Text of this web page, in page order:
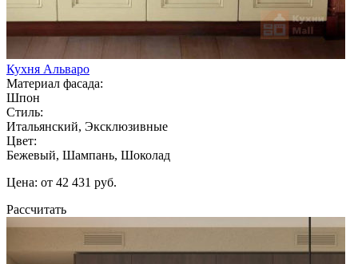
Кухня Альваро
Материал фасада:
Шпон
Стиль:
Итальянский, Эксклюзивные
Цвет:
Бежевый, Шампань, Шоколад
Цена: от 42 431 руб.
Рассчитать